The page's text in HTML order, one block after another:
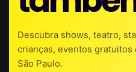
Descubra shows, teatro,
crianças, eventos
São Paulo.